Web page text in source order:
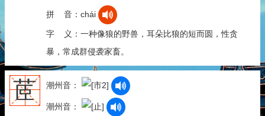
拼 音：chái
字 义：一种像狼的野兽，耳朵比狼的短而圆，性贪
暴，常成群侵袭家畜。
茝 潮州音：
潮州音：